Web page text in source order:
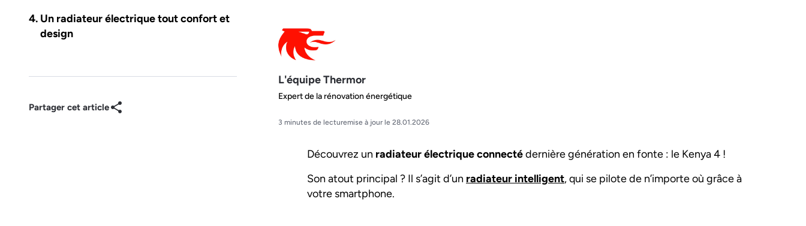
Un radiateur électrique tout confort et
design
Partager cet article
L'équipe Thermor
Expert de la rénovation énergétique
3 minutes de lecturemise à jour le 28.01.2026
Découvrez un radiateur électrique connectédernière génération en fonte : le Kenya 4 !
Son atout principal ? Il s’agit d’un radiateur intelligent, qui se pilote de n’importe où grâce à
votre smartphone.